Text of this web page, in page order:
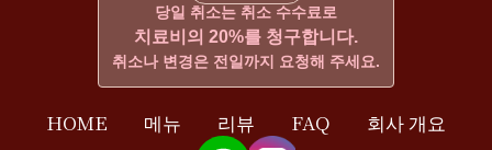
당일 취소는 취소 수수료로
치료비의 20%를 청구합니다.
취소나 변경은 전일까지 요청해 주세요.
HOME 메뉴 리뷰 FAQ 회사 개요